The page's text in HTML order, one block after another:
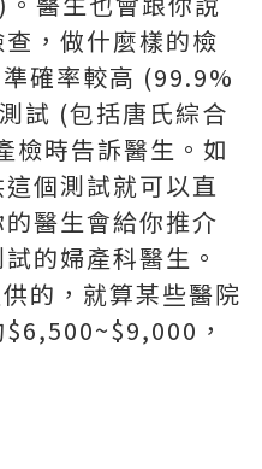
，做什麼樣的檢
確率較高 (99.9%
試 (包括唐氏綜合
檢時告訴醫生。如
個測試就可以直
醫生會給你推介
的婦產科醫生。
的，就算某些醫院
，